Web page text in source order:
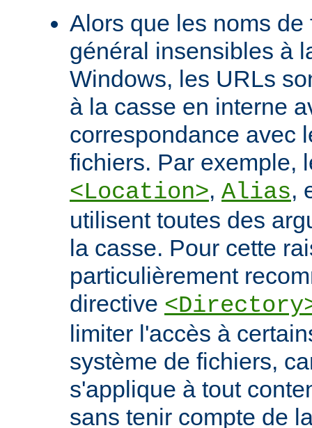
Alors que les noms
général insensibles à
Windows, les URLs
à la casse en interne
correspondance avec
fichiers. Par exemple,
<Location>, Alias,
utilisent toutes des
la casse. Pour cette
particulièrement
directive
limiter l'accès à
système de fichiers,
s'applique à tout
sans tenir compte de